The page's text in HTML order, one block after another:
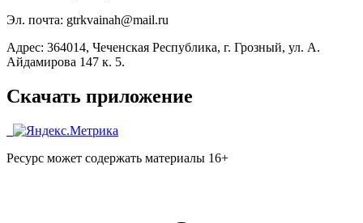
Эл. почта: gtrkvainah@mail.ru
Адрес: 364014, Чеченская Республика, г. Грозный, ул. А.
Айдамирова 147 к. 5.
Скачать приложение
Ресурс может содержать материалы 16+